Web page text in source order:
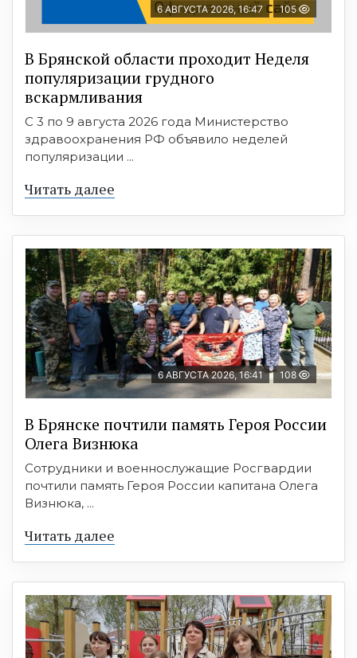
6 АВГУСТА 2026, 16:47 105
В Брянской области проходит Неделя
популяризации грудного
вскармливания
С 3 по 9 августа 2026 года Министерство
здравоохранения РФ объявило неделей
популяризации ...
Читать далее
6 АВГУСТА 2026, 16:41 108
В Брянске почтили память Героя России
Олега Визнюка
Сотрудники и военнослужащие Росгвардии
почтили память Героя России капитана Олега
Визнюка, ...
Читать далее